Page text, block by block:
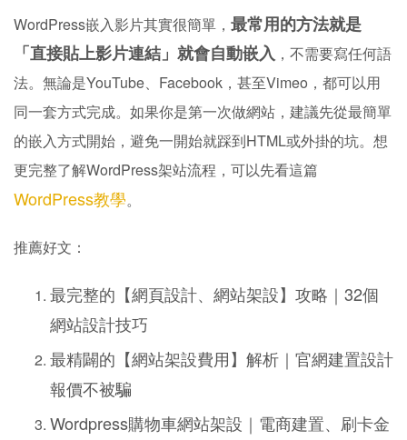
WordPress嵌入影片其實很簡單， 最常用的方法就是
「直接貼上影片連結」就會自動嵌入 ，不需要寫任何語
法。無論是YouTube、Facebook，甚至Vimeo，都可以用
同一套方式完成。如果你是第一次做網站，建議先從最簡單
的嵌入方式開始，避免一開始就踩到HTML或外掛的坑。想
更完整了解WordPress架站流程，可以先看這篇
WordPress教學。
推薦好文：
最完整的【網頁設計、網站架設】攻略｜32個
網站設計技巧
最精闢的【網站架設費用】解析｜官網建置設計
報價不被騙
Wordpress購物車網站架設｜電商建置、刷卡金